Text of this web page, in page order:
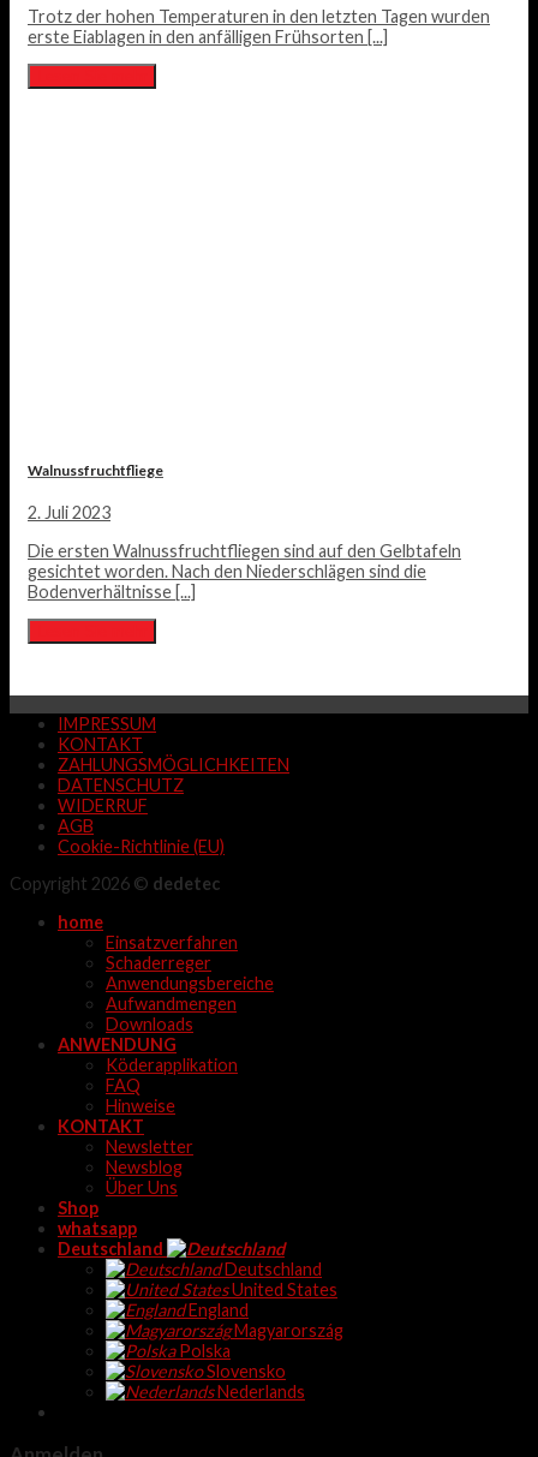
Trotz der hohen Temperaturen in den letzten Tagen wurden
erste Eiablagen in den anfälligen Frühsorten [...]
Walnussfruchtfliege
2. Juli 2023
Die ersten Walnussfruchtfliegen sind auf den Gelbtafeln
gesichtet worden. Nach den Niederschlägen sind die
Bodenverhältnisse [...]
IMPRESSUM
KONTAKT
ZAHLUNGSMÖGLICHKEITEN
DATENSCHUTZ
WIDERRUF
AGB
Cookie-Richtlinie (EU)
Copyright 2026 © dedetec
home
Einsatzverfahren
Schaderreger
Anwendungsbereiche
Aufwandmengen
Downloads
ANWENDUNG
Köderapplikation
FAQ
Hinweise
KONTAKT
Newsletter
Newsblog
Über Uns
Shop
whatsapp
Deutschland
Deutschland
United States
England
Magyarország
Polska
Slovensko
Nederlands